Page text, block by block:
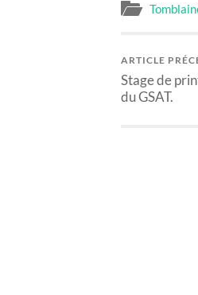
ARTICLE
Stage de
du GSAT.